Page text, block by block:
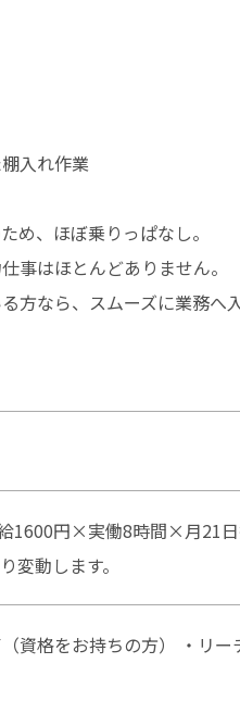
入れ作業
め、ほぼ乗りっぱなし。
事はほとんどありません。
方なら、スムーズに業務へ
1600円×実働8時間×月21日
変動します。
資格をお持ちの方） ・リ